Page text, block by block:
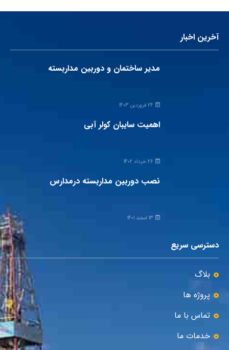
آخرین اخبار
مدیر ساختمان و دوربین مداربسته
24 فروردین 1403
اهمیت سایبان کولر آبی
26 خرداد 1402
نصب دوربین مداربسته درمدارس
13 اسفند 1401
دسترسی سریع
بلاگ
پروژه ها
تماس با ما
خدمات ما